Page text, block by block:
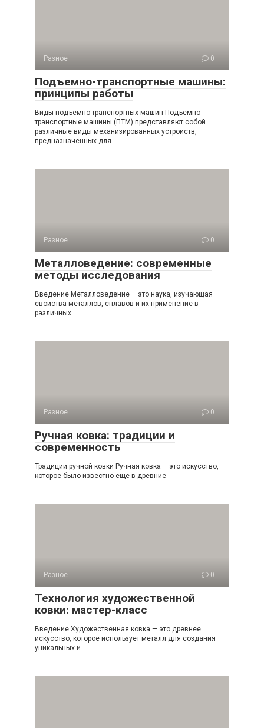
Разное 0
Подъемно-транспортные машины:
принципы работы
Виды подъемно-транспортных машин Подъемно-
транспортные машины (ПТМ) представляют собой
различные виды механизированных устройств,
предназначенных для
Разное 0
Металловедение: современные
методы исследования
Введение Металловедение – это наука, изучающая
свойства металлов, сплавов и их применение в
различных
Разное 0
Ручная ковка: традиции и
современность
Традиции ручной ковки Ручная ковка – это искусство,
которое было известно еще в древние
Разное 0
Технология художественной
ковки: мастер-класс
Введение Художественная ковка — это древнее
искусство, которое использует металл для создания
уникальных и